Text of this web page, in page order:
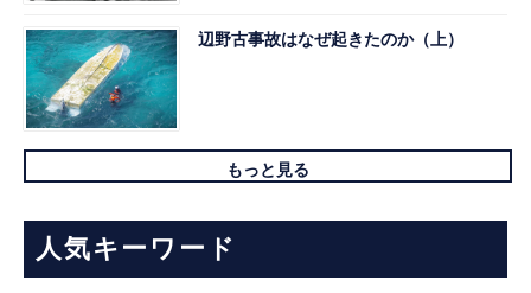
辺野古事故はなぜ起きたのか（上）
もっと見る
人気キーワード